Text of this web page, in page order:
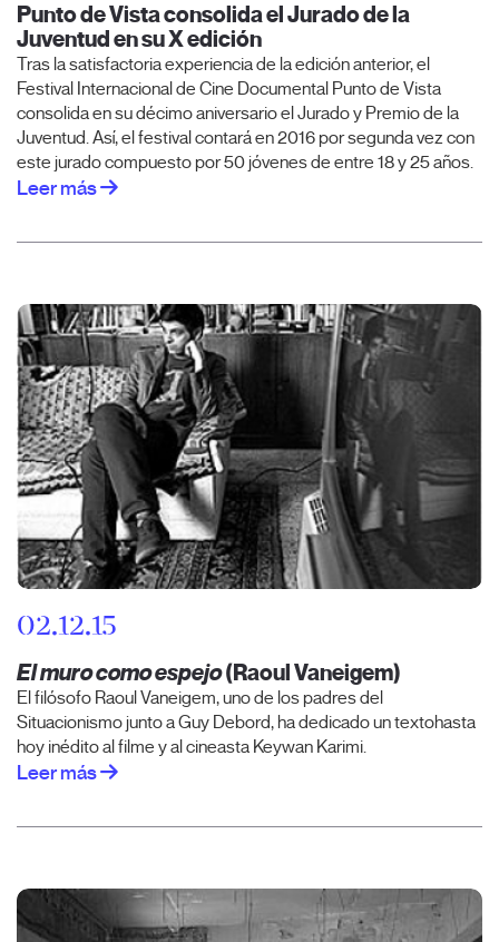
Punto de Vista consolida el Jurado de la
Juventud en su X edición
Tras la satisfactoria experiencia de la edición anterior, el
Festival Internacional de Cine Documental Punto de Vista
consolida en su décimo aniversario el Jurado y Premio de la
Juventud. Así, el festival contará en 2016 por segunda vez con
este jurado compuesto por 50 jóvenes de entre 18 y 25 años.
Leer más
02.12.15
El muro como espejo(Raoul Vaneigem)
El filósofo Raoul Vaneigem, uno de los padres del
Situacionismo junto a Guy Debord, ha dedicado un textohasta
hoy inédito al filme y al cineasta Keywan Karimi.
Leer más